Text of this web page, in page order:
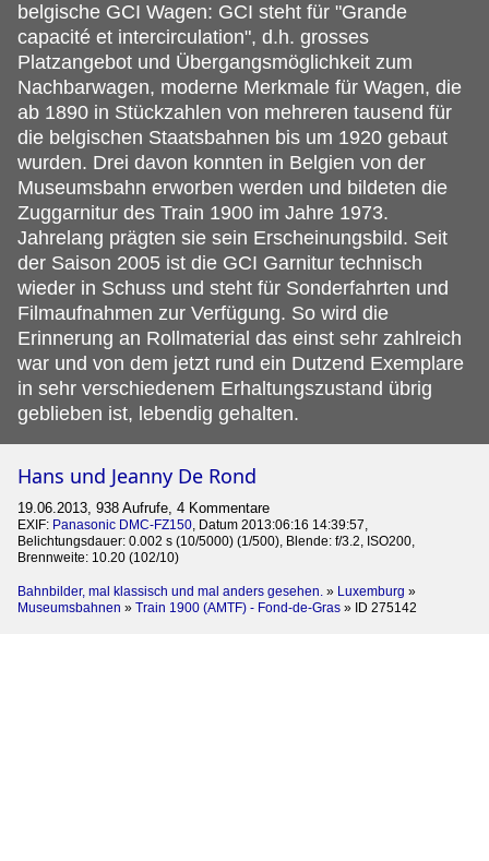
belgische GCI Wagen: GCI steht für "Grande
capacité et intercirculation", d.h. grosses
Platzangebot und Übergangsmöglichkeit zum
Nachbarwagen, moderne Merkmale für Wagen, die
ab 1890 in Stückzahlen von mehreren tausend für
die belgischen Staatsbahnen bis um 1920 gebaut
wurden. Drei davon konnten in Belgien von der
Museumsbahn erworben werden und bildeten die
Zuggarnitur des Train 1900 im Jahre 1973.
Jahrelang prägten sie sein Erscheinungsbild. Seit
der Saison 2005 ist die GCI Garnitur technisch
wieder in Schuss und steht für Sonderfahrten und
Filmaufnahmen zur Verfügung. So wird die
Erinnerung an Rollmaterial das einst sehr zahlreich
war und von dem jetzt rund ein Dutzend Exemplare
in sehr verschiedenem Erhaltungszustand übrig
geblieben ist, lebendig gehalten.
Hans und Jeanny De Rond
19.06.2013, 938 Aufrufe, 4 Kommentare
EXIF: Panasonic DMC-FZ150, Datum 2013:06:16 14:39:57,
Belichtungsdauer: 0.002 s (10/5000) (1/500), Blende: f/3.2, ISO200,
Brennweite: 10.20 (102/10)
Bahnbilder, mal klassisch und mal anders gesehen. » Luxemburg »
Museumsbahnen » Train 1900 (AMTF) - Fond-de-Gras » ID 275142